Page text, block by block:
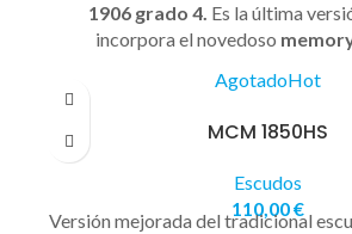
1906 grado 4. Es la última
incorpora el novedoso
AgotadoHot
MCM 1850HS
Escudos
110,00€
Versión mejorada del tradicional